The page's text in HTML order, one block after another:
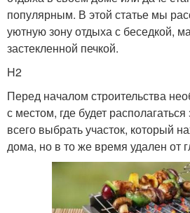
популярным. В этой статье мы
уютную зону отдыха с беседкой,
застекленной печкой.
H2
Перед началом строительства
с местом, где будет
всего выбрать участок, который
дома, но в то же время удален от